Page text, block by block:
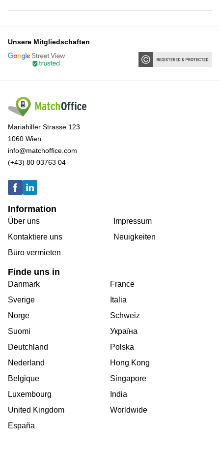
Unsere Mitgliedschaften
Mariahilfer Strasse 123
1060 Wien
info@matchoffice.com
(+43) 80 03763 04
Information
Über uns
Kontaktiere uns
Büro vermieten
Impressum
Neuigkeiten
Finde uns in
Danmark
Sverige
Norge
Suomi
Deutchland
Nederland
Belgique
Luxembourg
United Kingdom
España
France
Italia
Schweiz
Україна
Polska
Hong Kong
Singapore
India
Worldwide